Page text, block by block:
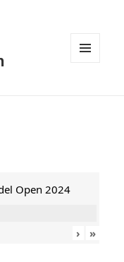
Open 2024
› »